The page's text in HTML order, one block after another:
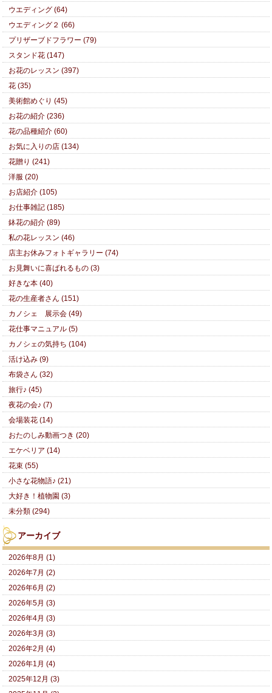
ウエディング (64)
ウエディング２ (66)
プリザーブドフラワー (79)
スタンド花 (147)
お花のレッスン (397)
花 (35)
美術館めぐり (45)
お花の紹介 (236)
花の品種紹介 (60)
お気に入りの店 (134)
花贈り (241)
洋服 (20)
お店紹介 (105)
お仕事雑記 (185)
鉢花の紹介 (89)
私の花レッスン (46)
店主お休みフォトギャラリー (74)
お見舞いに喜ばれるもの (3)
好きな本 (40)
花の生産者さん (151)
カノシェ 展示会 (49)
花仕事マニュアル (5)
カノシェの気持ち (104)
活け込み (9)
布袋さん (32)
旅行♪ (45)
夜花の会♪ (7)
会場装花 (14)
おたのしみ動画つき (20)
エケベリア (14)
花束 (55)
小さな花物語♪ (21)
大好き！植物園 (3)
未分類 (294)
アーカイブ
2026年8月 (1)
2026年7月 (2)
2026年6月 (2)
2026年5月 (3)
2026年4月 (3)
2026年3月 (3)
2026年2月 (4)
2026年1月 (4)
2025年12月 (3)